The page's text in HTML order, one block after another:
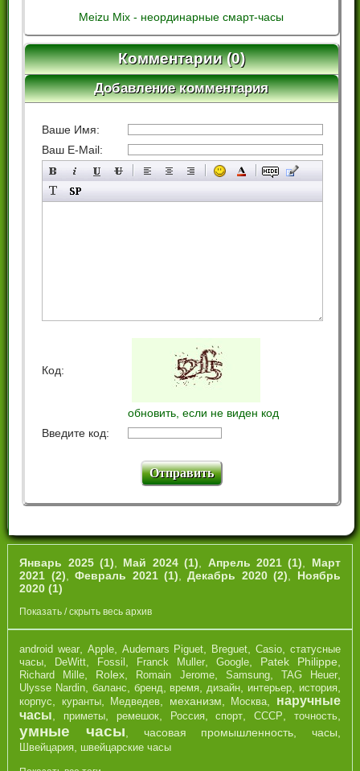
Meizu Mix - неординарные смарт-часы
Комментарии (0)
Добавление комментария
Ваше Имя:
Ваш E-Mail:
Код:
обновить, если не виден код
Введите код:
Январь 2025 (1) Май 2024 (1) Апрель 2021 (1)
Март
2021 (2) ,Февраль 2021 (1) ,Декабрь 2020 (2)
Ноябрь
2020 (1)
Показать / скрыть весь архив
android wear Apple, Audemars Piguet Breguet Casio, cтатусные
часы
DeWitt Fossil Franck Muller, Google, Patek Philippe
Richard Mille Rolex Romain Jerome, Samsung, TAG Heuer,
Ulysse Nardin баланс бренд время дизайн интерьер, история,
корпус куранты, Медведев механизм Москва
наручные
часы
приметы ремешок, Россия,спорт СССР точность,
умные часы часовая промышленность часы
Швейцария швейцарские часы